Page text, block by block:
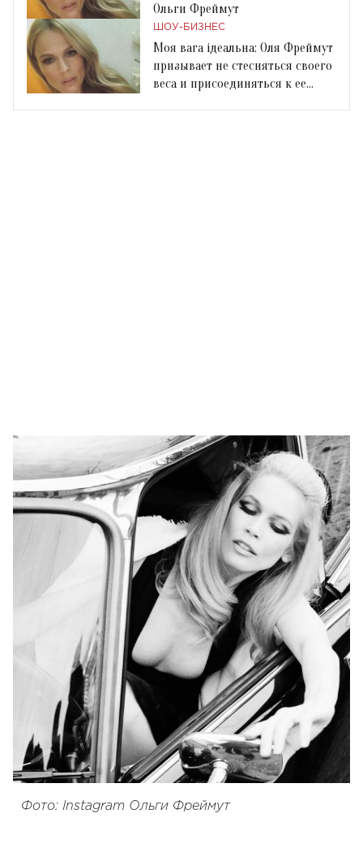
Ольги Фреймут
ШОУ-БИЗНЕС
Моя вага ідеальна: Оля Фреймут
призывает не стесняться своего
веса и присоединяться к ее
Фото: Instagram Ольги Фреймут